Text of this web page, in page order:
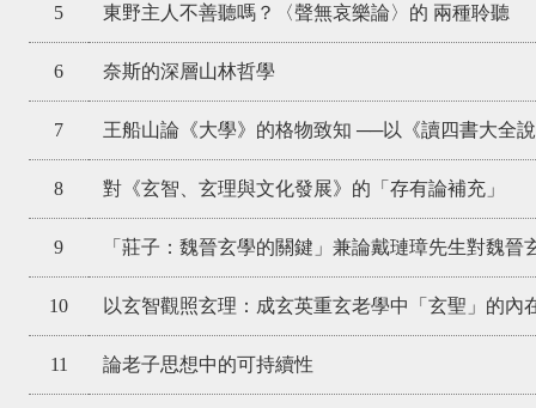
5 東野主人不善聽嗎？〈聲無哀樂論〉的 兩種聆聽
6 奈斯的深層山林哲學
7 王船山論《大學》的格物致知 ──以《讀四書大全
8 對《玄智、玄理與文化發展》的「存有論補充」
9 「莊子：魏晉玄學的關鍵」兼論戴璉璋先生對魏晉
10 以玄智觀照玄理：成玄英重玄老學中「玄聖」的內
11 論老子思想中的可持續性